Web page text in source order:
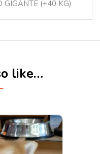
GIGANTE (+40 KG)
like…